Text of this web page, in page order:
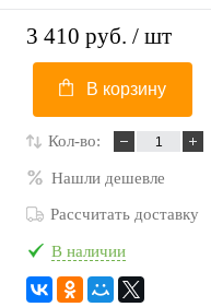
3 410 руб. / шт
В корзину
Кол-во:
Нашли дешевле
Рассчитать доставку
В наличии